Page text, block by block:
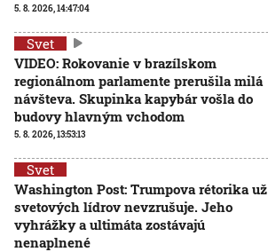
5. 8. 2026, 14:47:04
Svet
VIDEO: Rokovanie v brazílskom
regionálnom parlamente prerušila milá
návšteva. Skupinka kapybár vošla do
budovy hlavným vchodom
5. 8. 2026, 13:53:13
Svet
Washington Post: Trumpova rétorika už
svetových lídrov nevzrušuje. Jeho
vyhrážky a ultimáta zostávajú
nenaplnené